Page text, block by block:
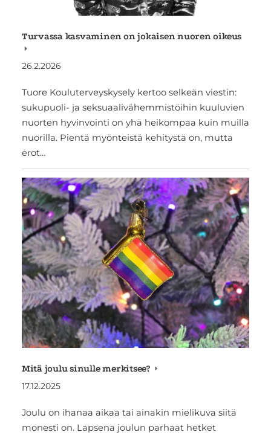
Turvassa kasvaminen on jokaisen nuoren oikeus
26.2.2026
Tuore Kouluterveyskysely kertoo selkeän viestin:
sukupuoli- ja seksuaalivähemmistöihin kuuluvien
nuorten hyvinvointi on yhä heikompaa kuin muilla
nuorilla. Pientä myönteistä kehitystä on, mutta
erot…
Mitä joulu sinulle merkitsee?
17.12.2025
Joulu on ihanaa aikaa tai ainakin mielikuva siitä
monesti on. Lapsena joulun parhaat hetket